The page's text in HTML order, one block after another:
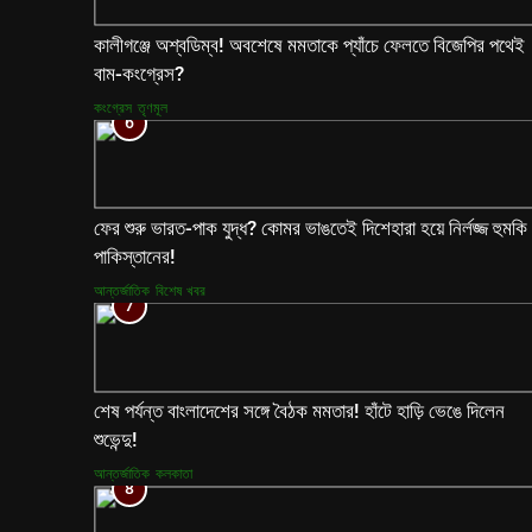
কালীগঞ্জে অশ্বডিম্ব! অবশেষে মমতাকে প্যাঁচে ফেলতে বিজেপির পথেই
বাম-কংগ্রেস?
কংগ্রেস তৃণমূল
6
ফের শুরু ভারত-পাক যুদ্ধ? কোমর ভাঙতেই দিশেহারা হয়ে নির্লজ্জ হুমকি
পাকিস্তানের!
আন্তর্জাতিক বিশেষ খবর
7
শেষ পর্যন্ত বাংলাদেশের সঙ্গে বৈঠক মমতার! হাঁটে হাড়ি ভেঙে দিলেন
শুভেন্দু!
আন্তর্জাতিক কলকাতা
8